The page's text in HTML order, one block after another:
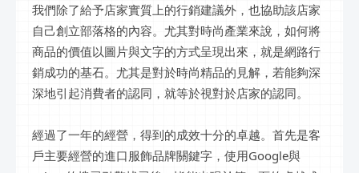
我們除了給予店家實質上的行銷建議外，也協助該店家
自己創立部落格的內容。尤其對時尚產業來說，如何將
商品的價值以圖片與文字的方式呈現出來，就是網路行
銷成功的基石。尤其是對於時尚精品的見解，若能夠深
深地引起消費者的認同，就等於視對於店家的認同。
經過了一年的經營，得到的成效十分的卓越。首先是客
戶主要經營的進口服飾品牌關鍵字，使用Google與